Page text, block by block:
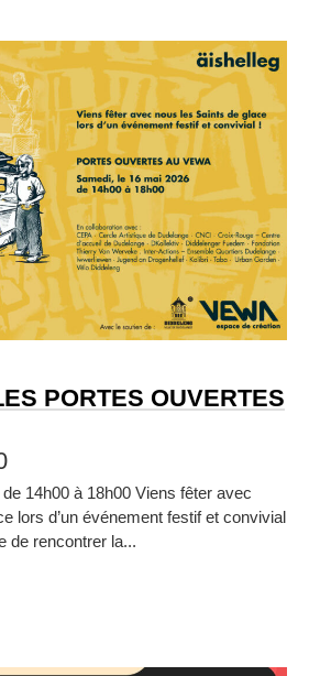
PORTES OUVERTES
14h00 à 18h00 Viens fêter avec
lors d’un événement festif et convivial
de rencontrer la...